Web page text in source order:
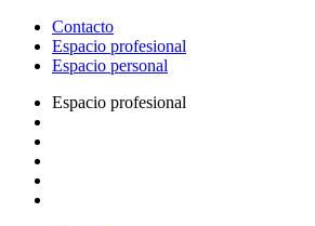
Contacto
Espacio profesional
Espacio personal
Espacio profesional